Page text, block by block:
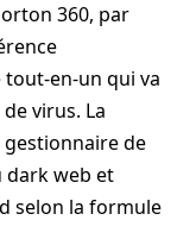
360, par
en-un qui va
virus. La
de
dark web et
selon la formule